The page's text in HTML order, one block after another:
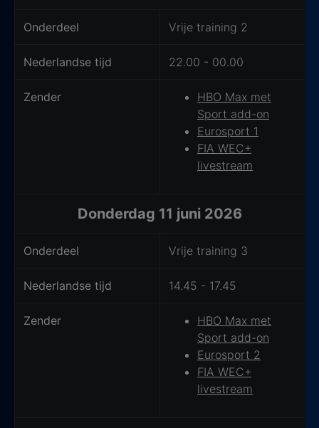
Onderdeel Vrije training 2
Nederlandse tijd 22.00 - 00.00
Zender
HBO Max met
Sport add-on
Eurosport 1
FIA WEC+
livestream
Donderdag 11 juni 2026
Onderdeel Vrije training 3
Nederlandse tijd 14.45 - 17.45
Zender
HBO Max met
Sport add-on
Eurosport 2
FIA WEC+
livestream